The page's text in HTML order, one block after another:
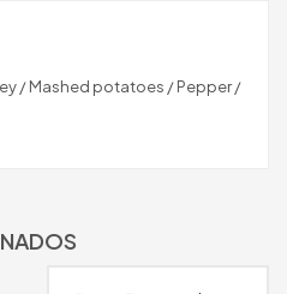
/ Mashed potatoes / Pepper /